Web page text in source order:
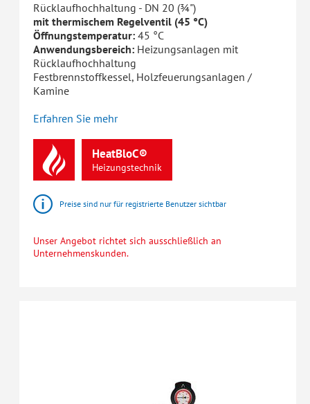
Rücklaufhochhaltung - DN 20 (¾")
mit thermischem Regelventil (45 °C)
Öffnungstemperatur: 45 °C
Anwendungsbereich: Heizungsanlagen mit
Rücklaufhochhaltung
Festbrennstoffkessel, Holzfeuerungsanlagen /
Kamine
Erfahren Sie mehr
HeatBloC®
Heizungstechnik
Preise sind nur für registrierte Benutzer sichtbar
Unser Angebot richtet sich ausschließlich an
Unternehmenskunden.